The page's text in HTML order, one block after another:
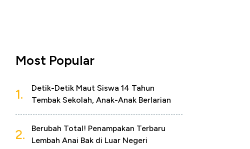
Most Popular
1.
Detik-Detik Maut Siswa 14 Tahun
Tembak Sekolah, Anak-Anak Berlarian
2.
Berubah Total! Penampakan Terbaru
Lembah Anai Bak di Luar Negeri